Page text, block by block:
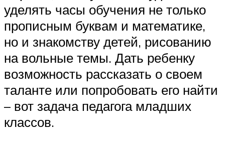
уделять часы обучения не только
прописным буквам и математике,
но и знакомству детей, рисованию
на вольные темы. Дать ребенку
возможность рассказать о своем
таланте или попробовать его найти
– вот задача педагога младших
классов.